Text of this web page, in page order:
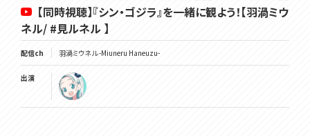
【同時視聴】『シン・ゴジラ』を一緒に観よう！【羽渦ミウ
ネル/ #見ルネル 】
配信ch 羽渦ミウネル -Miuneru Haneuzu-
出演